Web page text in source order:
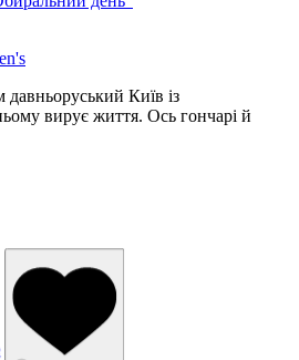
давньоруський Київ із
вирує життя. Ось гончарі й